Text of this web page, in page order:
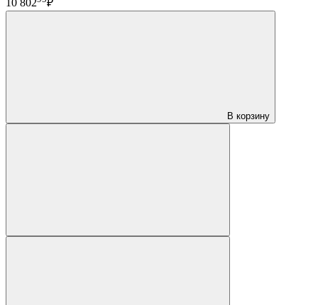
10 802
₽
В корзину